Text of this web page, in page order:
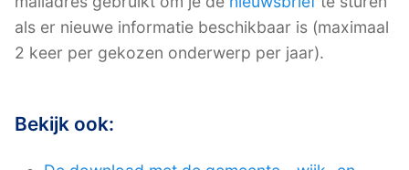
als er nieuwe informatie beschikbaar is (maximaal
2 keer per gekozen onderwerp per jaar).
Bekijk ook: